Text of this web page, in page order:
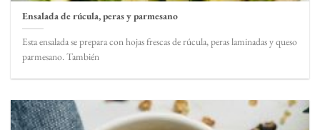
Ensalada de rúcula, peras y parmesano
Esta ensalada se prepara con hojas frescas de rúcula, peras laminadas y queso
parmesano. También